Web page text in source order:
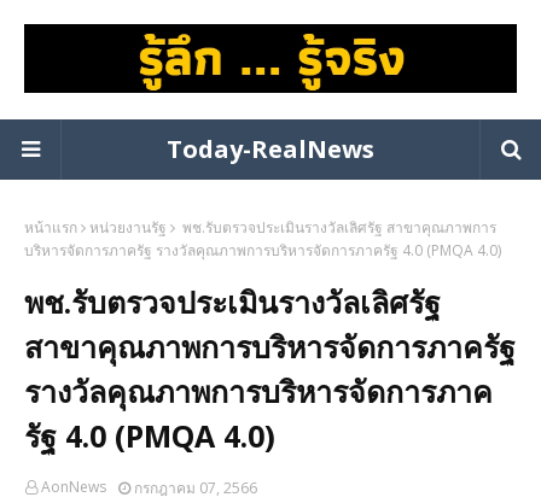
Today-RealNews
หน้าแรก หน่วยงานรัฐ
พช.รับตรวจประเมินรางวัลเลิศรัฐ สาขาคุณภาพการ
บริหารจัดการภาครัฐ รางวัลคุณภาพการบริหารจัดการภาครัฐ 4.0 (PMQA 4.0)
พช.รับตรวจประเมินรางวัลเลิศรัฐ
สาขาคุณภาพการบริหารจัดการภาครัฐ
รางวัลคุณภาพการบริหารจัดการภาค
รัฐ 4.0 (PMQA 4.0)
AonNews กรกฎาคม 07, 2566